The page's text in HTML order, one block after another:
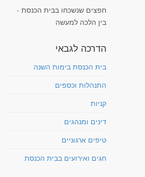
חפצים שנשכחו בבית הכנסת -
בין הלכה למעשה
הדרכה לגבאי
בית הכנסת בימות השנה
התנהלות וכספים
קניות
דינים ומנהגים
טיפים ארגוניים
חגים ואירועים בבית הכנסת